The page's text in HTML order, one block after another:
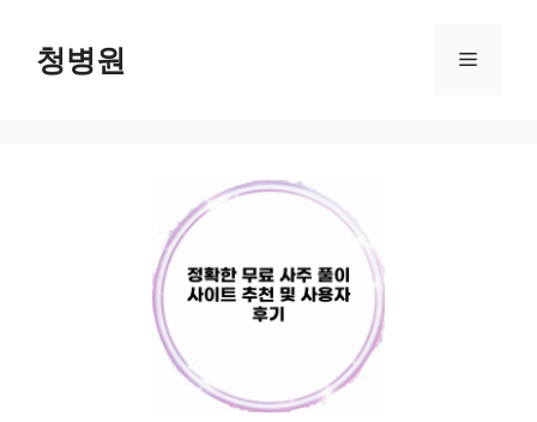
청병원 메